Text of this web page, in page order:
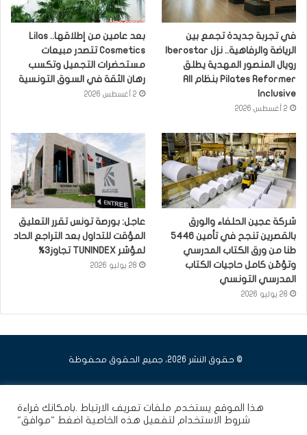
في تجربة جديدة تجمع بين
رويال المنصور المهدية يطلق
Pilates Reformer بنظام All
Inclusive
2 أغسطس 2026
بعد عامين من إطلاقها.. Lilas
Cosmetics تتصدر مبيعات
مستحضرات التجميل وتكسب
رهان الثقة في السوق التونسية
2 أغسطس 2026
شركة عجين الحلفاء والورق
بالقصرين تنجح في تأمين 5446
طنا من ورق الكتاب المدرسي
وتؤمّن كامل حاجيات الكتاب
المدرسي التونسي
28 يوليو 2026
عاجل: بورصة تونس تقرر التعليق
المؤقت للتداول بعد التراجع الحاد
لمؤشر TUNINDEX تجاوز3%
28 يوليو 2026
© حقوق النشر 2026، جميع الحقوق محفوظة
هذا الموقع يستخدم ملفات تعريف الارتباط .بامكانك قراءة
شروط الاستخدام لتفعيل هذه الخاصية اضغط "موافق"